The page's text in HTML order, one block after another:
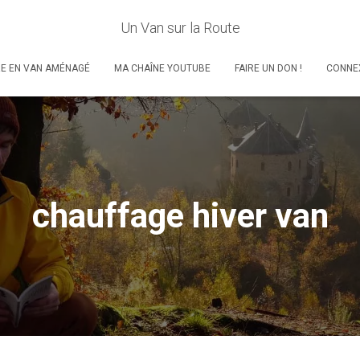
Un Van sur la Route
EN VAN AMÉNAGÉ MA CHAÎNE YOUTUBE FAIRE UN DON !
chauffage hiver van